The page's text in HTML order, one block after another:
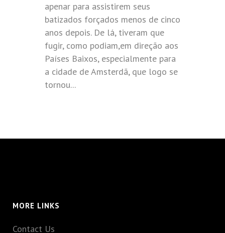
apenar para assistirem seus
batizados forçados menos de cinco
anos depois. De lá, tiveram que
fugir, como podiam,em direção aos
Países Baixos, especialmente para
a cidade de Amsterdã, que logo se
tornou...
MORE LINKS
Contact Us